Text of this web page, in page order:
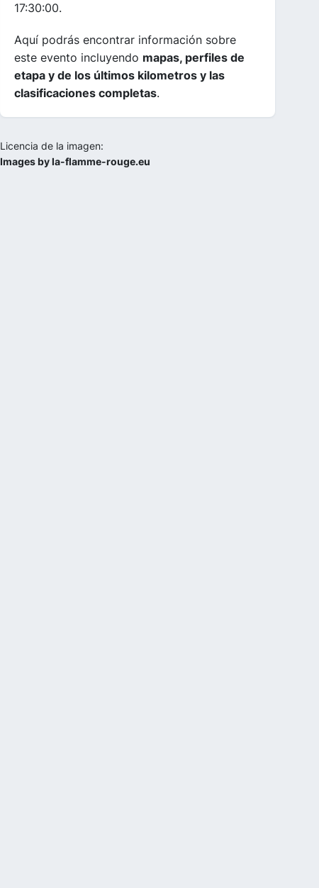
17:30:00.
Aquí podrás encontrar información sobre
este evento incluyendo mapas, perfiles de
etapa y de los últimos kilometros y las
clasificaciones completas.
Licencia de la imagen:
Images by la-flamme-rouge.eu